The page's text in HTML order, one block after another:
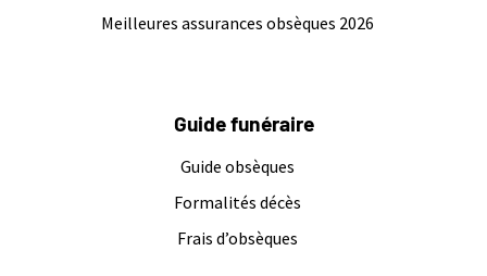
Meilleures assurances obsèques 2026
Guide funéraire
Guide obsèques
Formalités décès
Frais d’obsèques